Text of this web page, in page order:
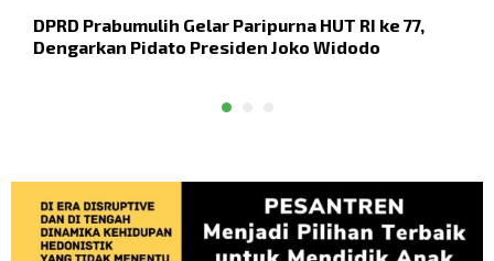
DPRD Prabumulih Gelar Paripurna HUT RI ke 77,
Dengarkan Pidato Presiden Joko Widodo